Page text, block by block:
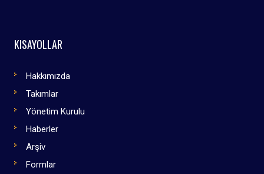
KISAYOLLAR
Hakkımızda
Takımlar
Yönetim Kurulu
Haberler
Arşiv
Formlar